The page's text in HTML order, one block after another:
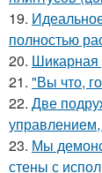
19.
полностью
20. Шикарная
21. "Вы что,
22. Две
23. Мы
стены с